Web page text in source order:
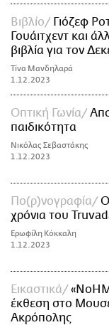
Βιβλίο
Γιόζεφ
Γουάιτχεντ και
βιβλία για τον
Τίνα Μανδηλαρά
1.12.2023
Οπτική Γωνία
παιδικότητα
Νικόλας Σεβαστάκης
1.12.2023
Πο(ρ)νογραφία
χρόνια του
Ερωφίλη Κόκκαλη
1.12.2023
Εικαστικά
έκθεση στο
Ακρόπολης